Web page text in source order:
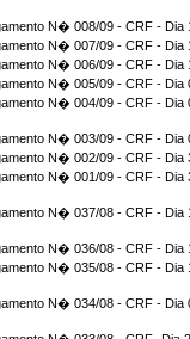
N� 008/09 - CRF - Dia
N� 007/09 - CRF - Dia
N� 006/09 - CRF - Dia
N� 005/09 - CRF - Dia
N� 004/09 - CRF - Dia
N� 003/09 - CRF - Dia
N� 002/09 - CRF - Dia
N� 001/09 - CRF - Dia
N� 037/08 - CRF - Dia
N� 036/08 - CRF - Dia
N� 035/08 - CRF - Dia
N� 034/08 - CRF - Dia